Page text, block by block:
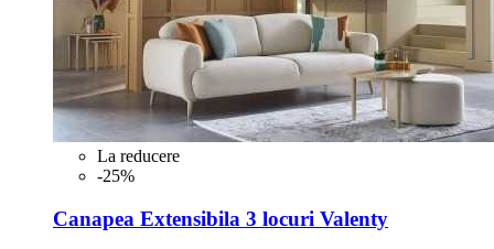
La reducere
-25%
Canapea Extensibila 3 locuri Valenty